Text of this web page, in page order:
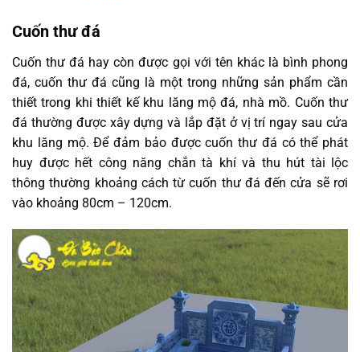
Cuốn thư đá
Cuốn thư đá hay còn được gọi với tên khác là bình phong
đá, cuốn thư đá cũng là một trong những sản phẩm cần
thiết trong khi thiết kế khu lăng mộ đá, nhà mồ. Cuốn thư
đá thường được xây dựng và lắp đặt ở vị trí ngay sau cửa
khu lăng mộ. Để đảm bảo được cuốn thư đá có thể phát
huy được hết công năng chắn tà khí và thu hút tài lộc
thông thường khoảng cách từ cuốn thư đá đến cửa sẽ rơi
vào khoảng 80cm – 120cm.